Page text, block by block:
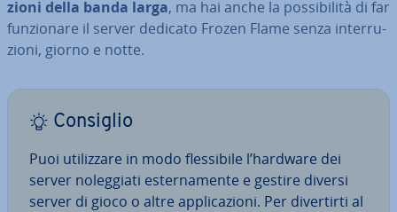
zio­ni della banda larga, ma hai anche la pos­si­bi­li­tà di far
fun­zio­na­re il server dedicato Frozen Flame senza in­ter­ru­
zio­ni, giorno e notte.
Consiglio
Puoi uti­liz­za­re in modo fles­si­bi­le l’hardware dei
server no­leg­gia­ti ester­na­men­te e gestire diversi
server di gioco o altre ap­pli­ca­zio­ni. Per di­ver­tir­ti al